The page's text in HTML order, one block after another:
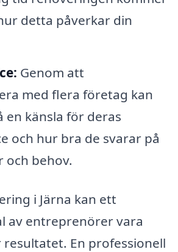
detta påverkar din
Genom att
med flera företag kan
en känsla för deras
och hur bra de svarar på
och behov.
i Järna kan ett
av entreprenörer vara
En professionell